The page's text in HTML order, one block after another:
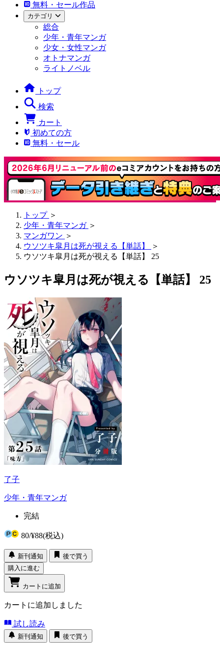
無料・セール作品
カテゴリ
総合
少年・青年マンガ
少女・女性マンガ
オトナマンガ
ライトノベル
トップ
検索
カート
初めての方
無料・セール
トップ ＞
少年・青年マンガ ＞
マンガワン ＞
ウソツキ皐月は死が視える【単話】
＞
ウソツキ皐月は死が視える【単話】 25
ウソツキ皐月は死が視える【単話】 25
了子
少年・青年マンガ
完結
80/¥88(税込)
新刊通知
後で買う
購入に進む
カートに追加
カートに追加しました
試し読み
新刊通知 後で買う